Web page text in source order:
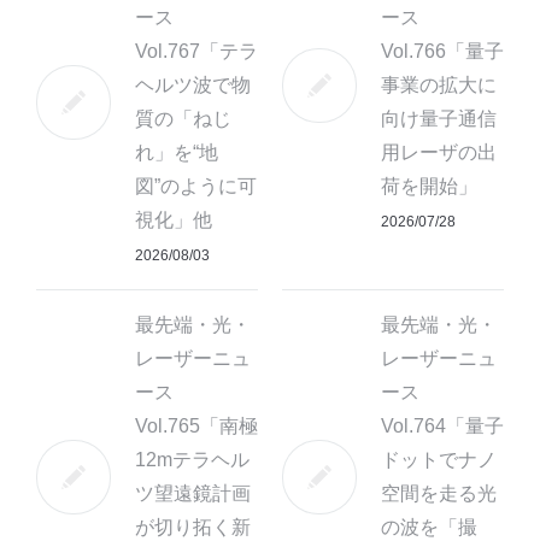
ース
Vol.767「テラ
ヘルツ波で物
質の「ねじ
れ」を“地
図”のように可
視化」他
2026/08/03
ース
Vol.766「量子
事業の拡大に
向け量子通信
用レーザの出
荷を開始」
2026/07/28
最先端・光・
レーザーニュ
ース
Vol.765「南極
12mテラヘル
ツ望遠鏡計画
が切り拓く新
最先端・光・
レーザーニュ
ース
Vol.764「量子
ドットでナノ
空間を走る光
の波を「撮